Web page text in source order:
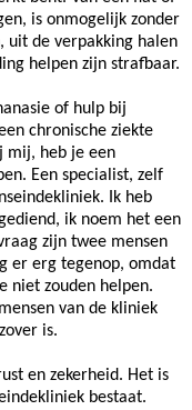
is onmogelijk zonder
uit de verpakking halen
helpen zijn strafbaar.
of hulp bij
chronische ziekte
mij, heb je een
Een specialist, zelf
Ik heb
ik noem het een
zijn twee mensen
er erg tegenop, omdat
niet zouden helpen.
van de kliniek
is.
en zekerheid. Het is
bestaat.